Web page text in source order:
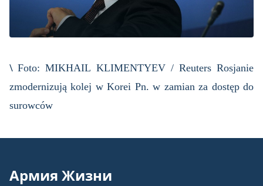
\Foto: MIKHAIL KLIMENTYEV / Reuters Rosjanie
zmodernizują kolej w Korei Pn. w zamian za dostęp do
surowców
Армия Жизни